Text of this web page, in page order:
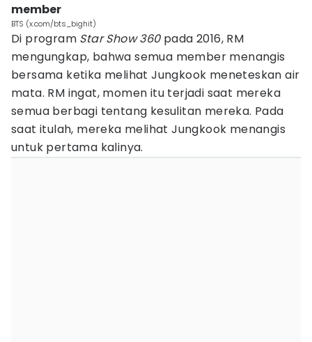
member
BTS (x.com/bts_bighit)
Di program Star Show 360pada 2016, RM
mengungkap, bahwa semua member menangis
bersama ketika melihat Jungkook meneteskan air
mata. RM ingat, momen itu terjadi saat mereka
semua berbagi tentang kesulitan mereka. Pada
saat itulah, mereka melihat Jungkook menangis
untuk pertama kalinya.